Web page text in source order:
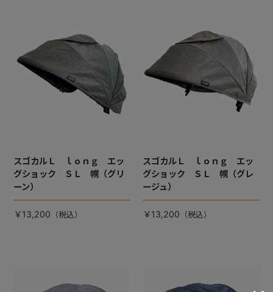
スゴカルＬ ｌｏｎｇ エッ
グショック ＳＬ 幌（グリ
ーン）
￥13,200
スゴカルＬ ｌｏｎｇ エッ
グショック ＳＬ 幌（グレ
ージュ）
￥13,200